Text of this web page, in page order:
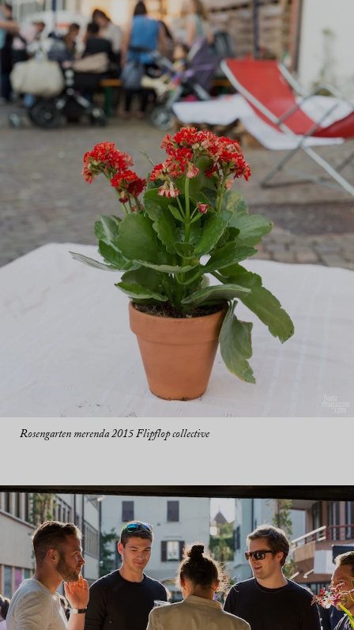
Rosengarten merenda 2015 Flipflop collective